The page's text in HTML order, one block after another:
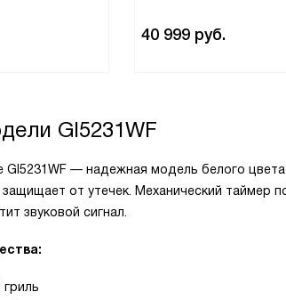
40 999 руб.
GI5231WF
GI5231WF — надежная модель белого
защищает от утечек. Механический таймер
звуковой сигнал.
гриль